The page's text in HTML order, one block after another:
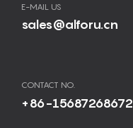
E-MAIL US
sales@alforu.cn
CONTACT NO.
+86-15687268672